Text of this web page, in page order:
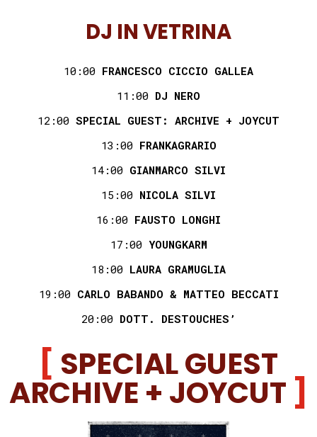
DJ IN VETRINA
10:00 FRANCESCO CICCIO GALLEA
11:00 DJ NERO
12:00 SPECIAL GUEST: ARCHIVE + JOYCUT
13:00 FRANKAGRARIO
14:00 GIANMARCO SILVI
15:00 NICOLA SILVI
16:00 FAUSTO LONGHI
17:00 YOUNGKARM
18:00 LAURA GRAMUGLIA
19:00 CARLO BABANDO & MATTEO BECCATI
20:00 DOTT. DESTOUCHES’
SPECIAL GUEST
ARCHIVE + JOYCUT